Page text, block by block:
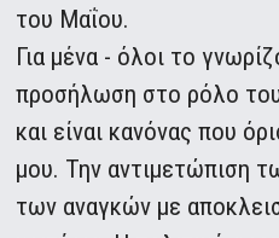
του Μαΐου.
Για μένα - όλοι το
προσήλωση στο ρόλο
και είναι κανόνας που
μου. Την αντιμετώπιση
των αναγκών με